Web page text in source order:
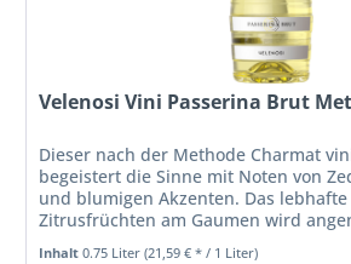
Velenosi Vini Passerina Brut
Dieser nach der Methode Charmat
begeistert die Sinne mit Noten von
und blumigen Akzenten. Das
Zitrusfrüchten am Gaumen wird
durch Weichheit und...
Inhalt0.75 Liter(21,59 € * / 1 Liter)